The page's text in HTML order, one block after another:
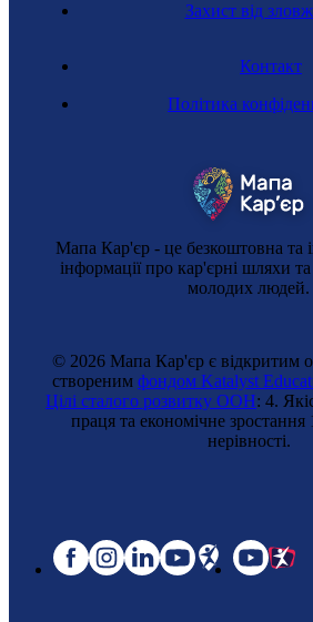
Мапа Кар'єр - це безкоштовна та
інформації про кар'єрні шляхи
молодих людей.
Контакт
Політика
Захист від
© 2026 Мапа Кар'єр є відкритим
створеним фондом Katalyst
Цілі сталого розвитку ООН: 4.
праця та економічне
нерівності.